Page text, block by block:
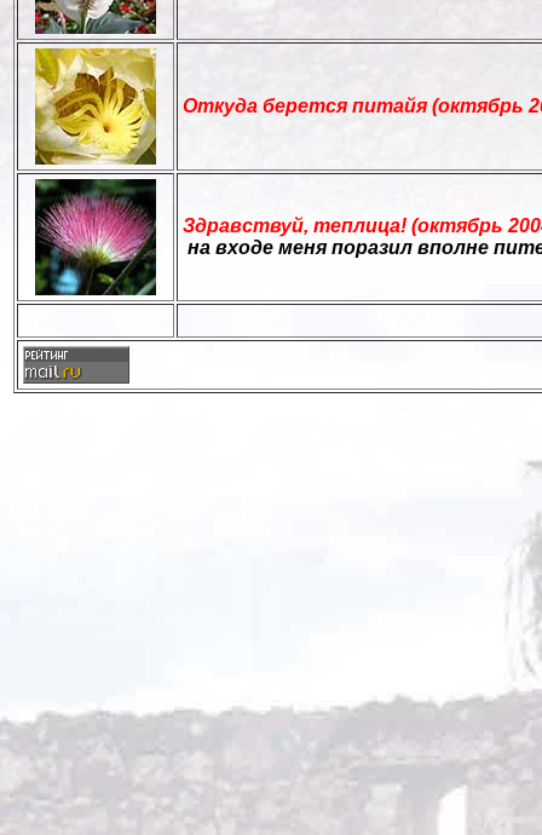
Откуда берется питайя (октябрь
Здравствуй, теплица! (октябрь
на входе меня поразил вполне